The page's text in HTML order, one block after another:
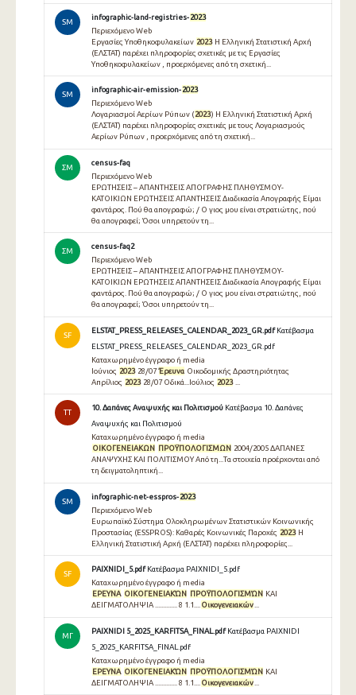
SM
infographic-land-registries- 2023
Περιεχόμενο Web
Εργασίες Υποθηκοφυλακείων 2023Η Ελληνική Στατιστική Αρχή
(ΕΛΣΤΑΤ) παρέχει πληροφορίες σχετικές με τις Εργασίες
Υποθηκοφυλακείων , προερχόμενες από τη σχετική...
SM
infographic-air-emission- 2023
Περιεχόμενο Web
Λογαριασμοί Αερίων Ρύπων (2023) Η Ελληνική Στατιστική Αρχή
(ΕΛΣΤΑΤ) παρέχει πληροφορίες σχετικές με τους Λογαριασμούς
Αερίων Ρύπων , προερχόμενες από τη σχετική...
ΣΜ
census-faq
Περιεχόμενο Web
ΕΡΩΤΗΣΕΙΣ – ΑΠΑΝΤΗΣΕΙΣ ΑΠΟΓΡΑΦΗΣ ΠΛΗΘΥΣΜΟΥ-
ΚΑΤΟΙΚΙΩΝ ΕΡΩΤΗΣΕΙΣ ΑΠΑΝΤΗΣΕΙΣ Διαδικασία Απογραφής Είμαι
φαντάρος. Πού θα απογραφώ; / Ο γιος μου είναι στρατιώτης, πού
θα απογραφεί; Όσοι υπηρετούν τη...
ΣΜ
census-faq2
Περιεχόμενο Web
ΕΡΩΤΗΣΕΙΣ – ΑΠΑΝΤΗΣΕΙΣ ΑΠΟΓΡΑΦΗΣ ΠΛΗΘΥΣΜΟΥ-
ΚΑΤΟΙΚΙΩΝ ΕΡΩΤΗΣΕΙΣ ΑΠΑΝΤΗΣΕΙΣ Διαδικασία Απογραφής Είμαι
φαντάρος. Πού θα απογραφώ; / Ο γιος μου είναι στρατιώτης, πού
θα απογραφεί; Όσοι υπηρετούν τη...
SF
ELSTAT_PRESS_RELEASES_CALENDAR_2023_GR.pdf Κατέβασμα
ELSTAT_PRESS_RELEASES_CALENDAR_2023_GR.pdf
Καταχωρημένο έγγραφο ή media
Ιούνιος 202328/07Έρευνα Οικοδομικής Δραστηριότητας
Απρίλιος 202328/07 Οδικά...Ιούλιος 2023...
TT
10. Δαπάνες Αναψυχής και Πολιτισμού Κατέβασμα 10. Δαπάνες
Αναψυχής και Πολιτισμού
Καταχωρημένο έγγραφο ή media
ΟΙΚΟΓΕΝΕΙΑΚΩΝ ΠΡΟΫΠΟΛΟΓΙΣΜΩΝ 2004/2005 ΔΑΠΑΝΕΣ
ΑΝΑΨΥΧΗΣ ΚΑΙ ΠΟΛΙΤΙΣΜΟΥ Από τη...Τα στοιχεία προέρχονται από
τη δειγματοληπτική...
SM
infographic-net-esspros- 2023
Περιεχόμενο Web
Ευρωπαϊκό Σύστημα Ολοκληρωμένων Στατιστικών Κοινωνικής
Προστασίας (ESSPROS): Καθαρές Κοινωνικές Παροχές 2023Η
Ελληνική Στατιστική Αρχή (ΕΛΣΤΑΤ) παρέχει πληροφορίες...
SF
PAIXNIDI_5.pdf Κατέβασμα PAIXNIDI_5.pdf
Καταχωρημένο έγγραφο ή media
ΕΡΕΥΝΑ ΟΙΚΟΓΕΝΕΙΑΚΏΝ ΠΡΟΫΠΟΛΟΓΙΣΜΏΝ ΚΑΙ
ΔΕΙΓΜΑΤΟΛΗΨΙΑ .............. 8 1.1.... Οικογενειακών...
ΜΓ
PAIXNIDI 5_2025_KARFITSA_FINAL.pdf Κατέβασμα PAIXNIDI
5_2025_KARFITSA_FINAL.pdf
Καταχωρημένο έγγραφο ή media
ΕΡΕΥΝΑ ΟΙΚΟΓΕΝΕΙΑΚΏΝ ΠΡΟΫΠΟΛΟΓΙΣΜΏΝ ΚΑΙ
ΔΕΙΓΜΑΤΟΛΗΨΙΑ .............. 8 1.1....
Οικογενειακών